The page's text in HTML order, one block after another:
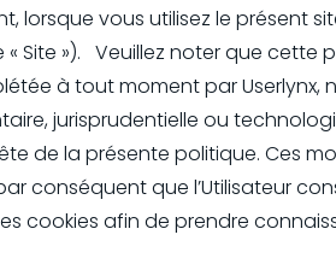
lorsque vous utilisez le présent
« Site »). Veuillez noter que cette
à tout moment par Userlynx,
jurisprudentielle ou
de la présente politique. Ces
conséquent que l’Utilisateur
cookies afin de prendre